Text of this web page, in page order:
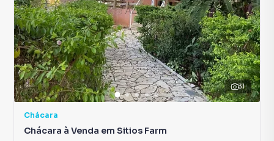
31
Chácara
Chácara à Venda em Sitios Farm